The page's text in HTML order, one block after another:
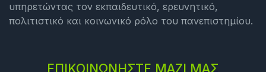
υπηρετώντας τον εκπαιδευτικό, ερευνητικό,
πολιτιστικό και κοινωνικό ρόλο του πανεπιστημίου.
ΕΠΙΚΟΙΝΩΝΗΣΤΕ ΜΑΖΙ ΜΑΣ